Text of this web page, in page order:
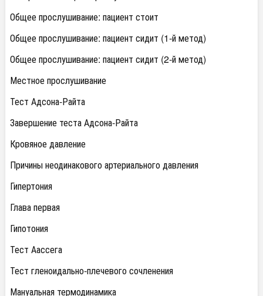
Общее прослушивание: пациент стоит
Общее прослушивание: пациент сидит (1-й метод)
Общее прослушивание: пациент сидит (2-й метод)
Местное прослушивание
Тест Адсона-Райта
Завершение теста Адсона-Райта
Кровяное давление
Причины неодинакового артериального давления
Гипертония
Глава первая
Гипотония
Тест Аассега
Тест гленоидально-плечевого сочленения
Мануальная термодинамика